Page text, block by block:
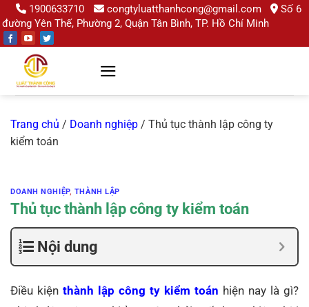
Chuyển
đến
nội
1900633710 congtyluatthanhcong@gmail.com
Số 6
đường Yên Thế, Phường 2, Quận Tân Bình, TP. Hồ Chí Minh
Trang chủ / Doanh nghiệp / Thủ tục thành lập công ty
kiểm toán
DOANH NGHIỆP, THÀNH LẬP
Thủ tục thành lập công ty kiểm toán
Nội dung
Điều kiện thành lập công ty kiểm toán hiện nay là gì?